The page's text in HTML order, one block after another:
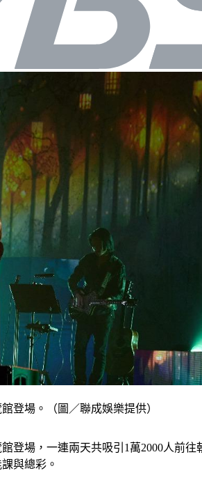
登場。（圖／聯成娛樂提供）
登場，一連兩天共吸引1萬2000人前
與總彩。